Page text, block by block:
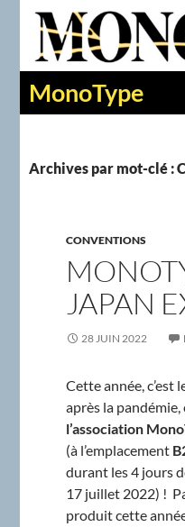
MonoType
Recherche
Archives par mot-clé :
CONVENTIONS
JAPAN
28 JUIN 2022
Cette année, c’est
après la
l’association
(à l’emplacement
durant les 4 jours
17 juillet 2022) !
produit cette